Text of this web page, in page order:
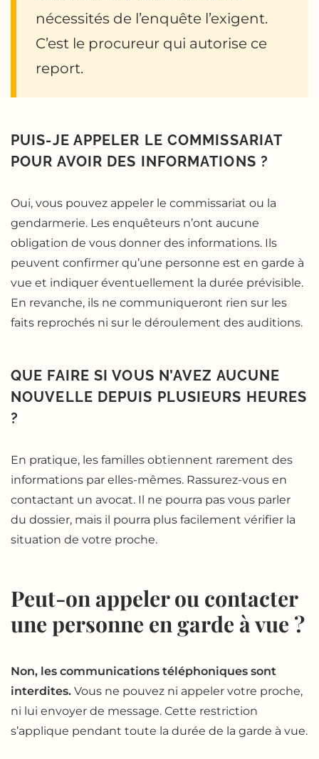
nécessités de l’enquête l’exigent.
C’est le procureur qui autorise ce
report.
PUIS-JE APPELER LE COMMISSARIAT
POUR AVOIR DES INFORMATIONS ?
Oui, vous pouvez appeler le commissariat ou la
gendarmerie. Les enquêteurs n’ont aucune
obligation de vous donner des informations. Ils
peuvent confirmer qu’une personne est en garde à
vue et indiquer éventuellement la durée prévisible.
En revanche, ils ne communiqueront rien sur les
faits reprochés ni sur le déroulement des auditions.
QUE FAIRE SI VOUS N’AVEZ AUCUNE
NOUVELLE DEPUIS PLUSIEURS HEURES
?
En pratique, les familles obtiennent rarement des
informations par elles-mêmes. Rassurez-vous en
contactant un avocat. Il ne pourra pas vous parler
du dossier, mais il pourra plus facilement vérifier la
situation de votre proche.
Peut-on appeler ou contacter
une personne en garde à vue ?
Non, les communications téléphoniques sont
interdites. Vous ne pouvez ni appeler votre proche,
ni lui envoyer de message. Cette restriction
s’applique pendant toute la durée de la garde à vue.